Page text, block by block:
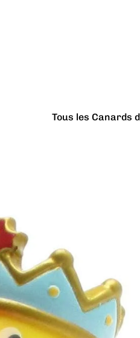
Tous les Canards
Couleurs
Arc-en-ciel